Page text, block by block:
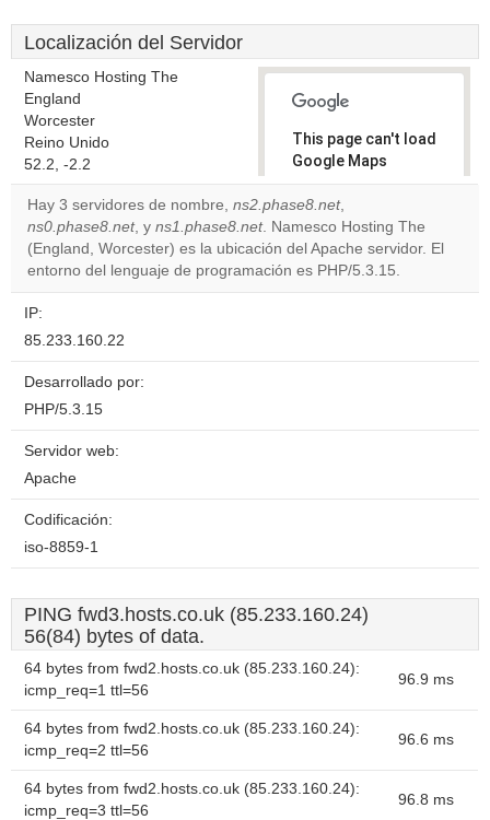
Localización del Servidor
Namesco Hosting The
England
Worcester
Reino Unido
52.2, -2.2
This page can't load
Google Maps
correctly.
Do you
own this
website?
OK
Hay 3 servidores de nombre, ns2.phase8.net,
ns0.phase8.net, y ns1.phase8.net. Namesco Hosting The
(England, Worcester) es la ubicación del Apache servidor. El
entorno del lenguaje de programación es PHP/5.3.15.
IP:
85.233.160.22
Desarrollado por:
PHP/5.3.15
Servidor web:
Apache
Codificación:
iso-8859-1
PING fwd3.hosts.co.uk (85.233.160.24)
56(84) bytes of data.
64 bytes from fwd2.hosts.co.uk (85.233.160.24):
icmp_req=1 ttl=56
96.9 ms
64 bytes from fwd2.hosts.co.uk (85.233.160.24):
icmp_req=2 ttl=56
96.6 ms
64 bytes from fwd2.hosts.co.uk (85.233.160.24):
icmp_req=3 ttl=56
96.8 ms